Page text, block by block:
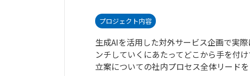
プロジェクト内容
生成AIを活用した対外サービス企画で実
ンチしていくにあたってどこから手を付
立案についての社内プロセス全体リード